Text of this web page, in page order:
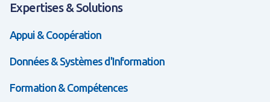
Expertises & Solutions
Appui & Coopération
Données & Systèmes d'Information
Formation & Compétences